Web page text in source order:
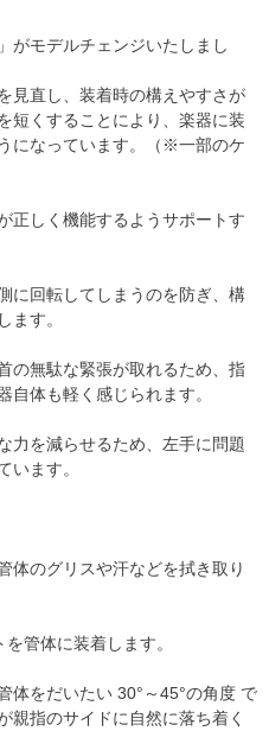
がモデルチェンジいたしまし
見直し、装着時の構えやすさが
短くすることにより、楽器に装
になっています。（※一部のケ
正しく機能するようサポートす
に回転してしまうのを防ぎ、構
ます。
の無駄な緊張が取れるため、指
自体も軽く感じられます。
力を減らせるため、左手に問題
います。
体のグリスや汗などを拭き取り
管体に装着します。
体をだいたい 30°～45°の角度 で
親指のサイドに自然に落ち着く